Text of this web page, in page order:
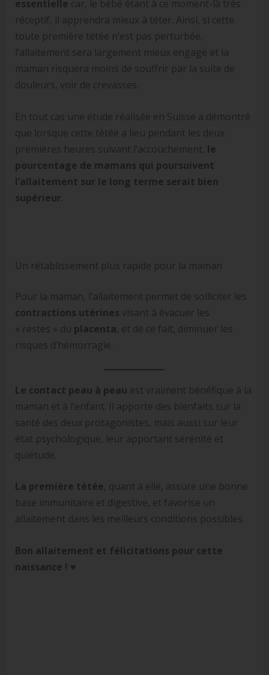
essentielle car, le bébé étant à ce moment-là très
réceptif, il apprendra mieux à téter. Ainsi, si cette
toute première tétée n’est pas perturbée,
l’allaitement sera largement mieux engagé et la
maman risquera moins de souffrir par la suite de
douleurs, voir de crevasses.
En tout cas une étude réalisée en Suisse a démontré
que lorsque cette tétée a lieu pendant les deux
premières heures suivant l’accouchement, le
pourcentage de mamans qui poursuivent
l’allaitement sur le long terme serait bien
supérieur.
Un rétablissement plus rapide pour la maman
Pour la maman, l’allaitement permet de solliciter les
contractions utérines visant à évacuer les
« restes » du placenta , et de ce fait, diminuer les
risques d’hémorragie.
Le contact peau à peau est vraiment bénéfique à la
maman et à l’enfant. Il apporte des bienfaits sur la
santé des deux protagonistes, mais aussi sur leur
état psychologique, leur apportant sérénité et
quiétude.
La première tétée, quant à elle, assure une bonne
base immunitaire et digestive, et favorise un
allaitement dans les meilleurs conditions possibles.
Bon allaitement et félicitations pour cette
naissance ! ♥